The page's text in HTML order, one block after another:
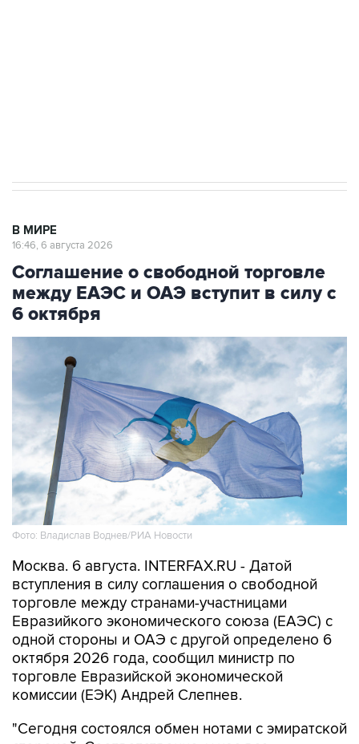
В МИРЕ
16:46, 6 августа 2026
Соглашение о свободной торговле
между ЕАЭС и ОАЭ вступит в силу с
6 октября
Фото: Владислав Воднев/РИА Новости
Москва. 6 августа. INTERFAX.RU - Датой
вступления в силу соглашения о свободной
торговле между странами-участницами
Евразийкого экономического союза (ЕАЭС) с
одной стороны и ОАЭ с другой определено 6
октября 2026 года, сообщил министр по
торговле Евразийской экономической
комиссии (ЕЭК) Андрей Слепнев.
"Сегодня состоялся обмен нотами с эмиратской